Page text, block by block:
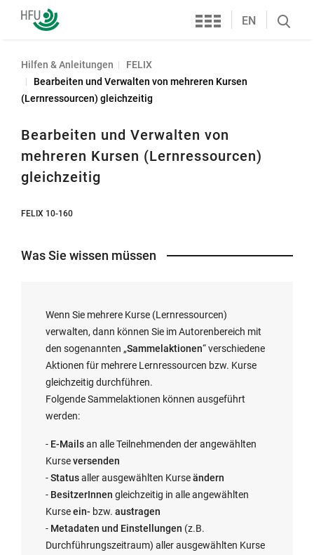
Hochschule
Furtwangen
Services
EN
Search
Hilfen & Anleitungen
FELIX
Bearbeiten und Verwalten von mehreren Kursen
(Lernressourcen) gleichzeitig
Bearbeiten und Verwalten von
mehreren Kursen (Lernressourcen)
gleichzeitig
FELIX 10-160
Was Sie wissen müssen
Wenn Sie mehrere Kurse (Lernressourcen)
verwalten, dann können Sie im Autorenbereich mit
den sogenannten „Sammelaktionen“ verschiedene
Aktionen für mehrere Lernressourcen bzw. Kurse
gleichzeitig durchführen.
Folgende Sammelaktionen können ausgeführt
werden:
- E-Mailsan alle Teilnehmenden der angewählten
Kurseversenden
-Statusaller ausgewählten Kurseändern
- BesitzerInnen gleichzeitig in alle angewählten
Kurseein- bzw. austragen
- Metadaten und Einstellungen (z.B.
Durchführungszeitraum) aller ausgewählten Kurse